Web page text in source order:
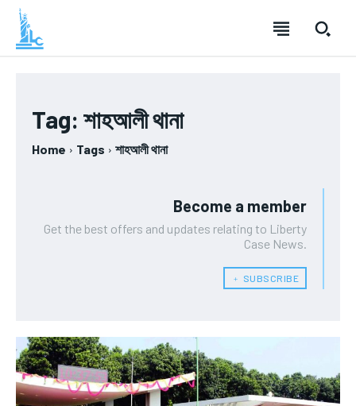
Tag: শাহআলী থানা
Home Tags শাহআলী থানা
Become a member
Get the best offers and updates relating to Liberty
Case News.
﹢ SUBSCRIBE